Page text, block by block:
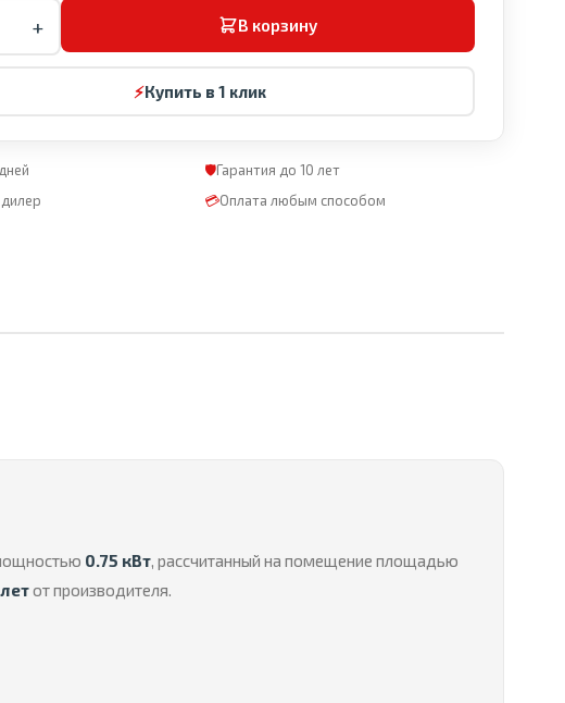
+ В корзину
⚡Купить в 1 клик
🛡Гарантия до 10 лет
💳Оплата любым способом
0.75 кВт, рассчитанный на помещение площадью
от производителя.